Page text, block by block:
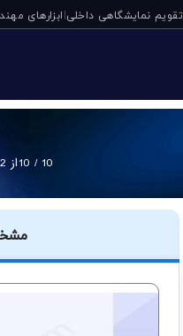
تقویم نمایشگاهی داخلی|ابزارهای
10 / 10 از 2